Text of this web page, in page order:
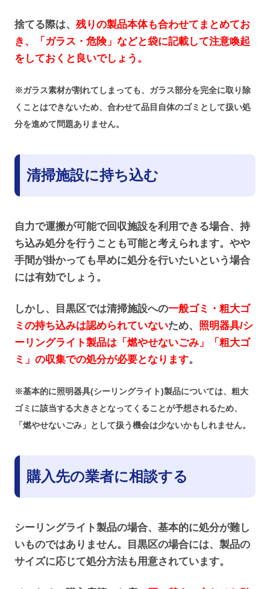
捨てる際は、 残りの製品本体も合わせてまとめてお
き、「ガラス・危険」などと袋に記載して注意喚起
をしておくと良いでしょう。
※ガラス素材が割れてしまっても、ガラス部分を完全に取り除
くことはできないため、合わせて品目自体のゴミとして扱い処
分を進めて問題ありません。
清掃施設に持ち込む
自力で運搬が可能で回収施設を利用できる場合、持
ち込み処分を行うことも可能と考えられます。やや
手間が掛かっても早めに処分を行いたいという場合
には有効でしょう。
しかし、目黒区では清掃施設への一般ゴミ・粗大ゴ
ミの持ち込みは認められていないため、 照明器具/シ
ーリングライト製品は「燃やせないごみ」「粗大ゴ
ミ」の収集での処分が必要となります。
※基本的に照明器具(シーリングライト)製品については、粗大
ゴミに該当する大きさとなってくることが予想されるため、
「燃やせないごみ」として扱う機会は少ないかもしれません。
購入先の業者に相談する
シーリングライト製品の場合、基本的に処分が難し
いものではありません。目黒区の場合には、製品の
サイズに応じて処分方法も用意されています。